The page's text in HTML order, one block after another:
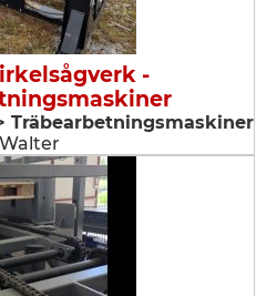
-
Träbearbetningsmaskiner
Walter